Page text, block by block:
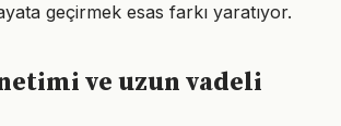
geçirmek esas farkı yaratıyor.
ve uzun vadeli